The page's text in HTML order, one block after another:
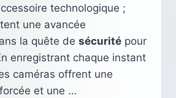
technologique ;
une avancée
la quête de sécurité pour
enregistrant chaque instant
caméras offrent une
et une …